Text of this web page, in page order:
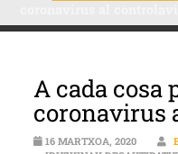
A cada cosa
coronavirus
16 MARTXOA, 2020